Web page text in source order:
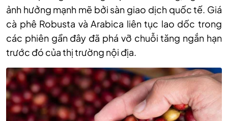
ảnh hưởng mạnh mẽ bởi sàn giao dịch quốc tế. Giá
cà phê Robusta và Arabica liên tục lao dốc trong
các phiên gần đây đã phá vỡ chuỗi tăng ngắn hạn
trước đó của thị trường nội địa.